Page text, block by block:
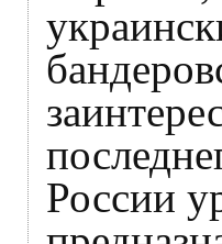
России